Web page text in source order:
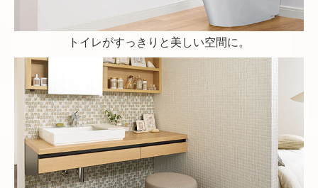
トイレがすっきりと美しい空間に。